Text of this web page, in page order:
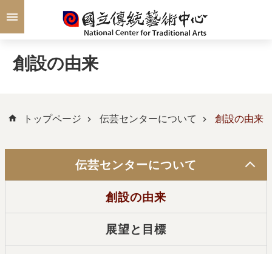
メインのコンテンツブロックにジャンプします
創設の由来
トップページ 伝芸センターについて 創設の由来
伝芸センターについて
創設の由来
展望と目標